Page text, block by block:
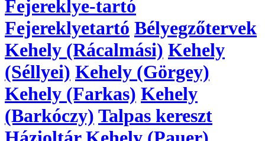
Fejereklye-tartó
Fejereklyetartó Bélyegzőtervek
Kehely (Rácalmási) Kehely
(Séllyei) Kehely (Görgey)
Kehely (Farkas) Kehely
(Barkóczy) Talpas kereszt